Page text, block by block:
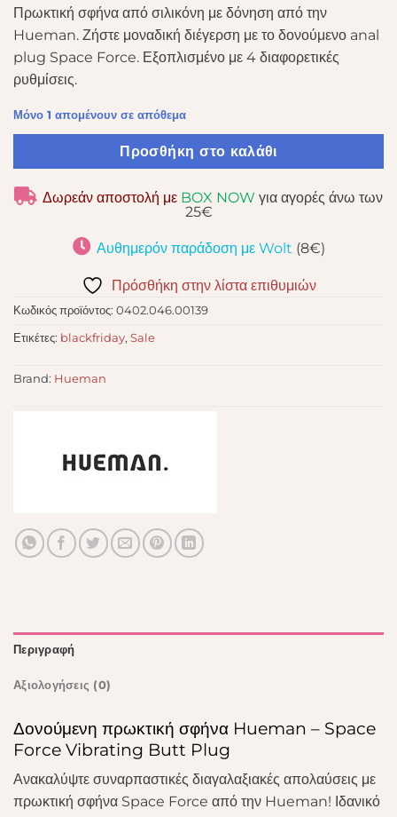
65,90 €.είναι:
52,72 €.
Πρωκτική σφήνα από σιλικόνη με δόνηση από την
Hueman. Ζήστε μοναδική διέγερση με το δονούμενο anal
plug Space Force. Εξοπλισμένο με 4 διαφορετικές
ρυθμίσεις.
Μόνο 1 απομένουν σε απόθεμα
Προσθήκη στο καλάθι
Δωρεάν αποστολή με BOX NOW για αγορές άνω των
25€
Αυθημερόν παράδοση με Wolt (8€)
Πρόσθήκη στην λίστα επιθυμιών
Κωδικός προϊόντος: 0402.046.00139
Ετικέτες: blackfriday, Sale
Brand: Hueman
Περιγραφή
Αξιολογήσεις (0)
Δονούμενη πρωκτική σφήνα Hueman – Space
Force Vibrating Butt Plug
Ανακαλύψτε συναρπαστικές διαγαλαξιακές απολαύσεις με
πρωκτική σφήνα Space Force από την Hueman! Ιδανικό